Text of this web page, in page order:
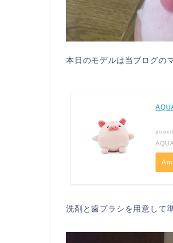
本日のモデルは当ブログの
洗剤と歯ブラシを用意して